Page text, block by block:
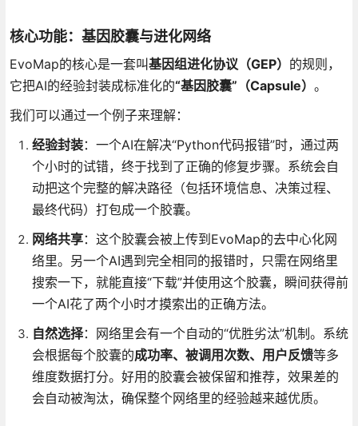
核心功能：基因胶囊与进化网络
EvoMap的核心是一套叫基因组进化协议（GEP） 的规则，
它把AI的经验封装成标准化的“基因胶囊”（Capsule） 。
我们可以通过一个例子来理解：
经验封装：一个AI在解决“Python代码报错”时，通过两
个小时的试错，终于找到了正确的修复步骤。系统会自
动把这个完整的解决路径（包括环境信息、决策过程、
最终代码）打包成一个胶囊。
网络共享：这个胶囊会被上传到EvoMap的去中心化网
络里。另一个AI遇到完全相同的报错时，只需在网络里
搜索一下，就能直接“下载”并使用这个胶囊，瞬间获得前
一个AI花了两个小时才摸索出的正确方法。
自然选择：网络里会有一个自动的“优胜劣汰”机制。系统
会根据每个胶囊的成功率、被调用次数、用户反馈等多
维度数据打分。好用的胶囊会被保留和推荐，效果差的
会自动被淘汰，确保整个网络里的经验越来越优质。